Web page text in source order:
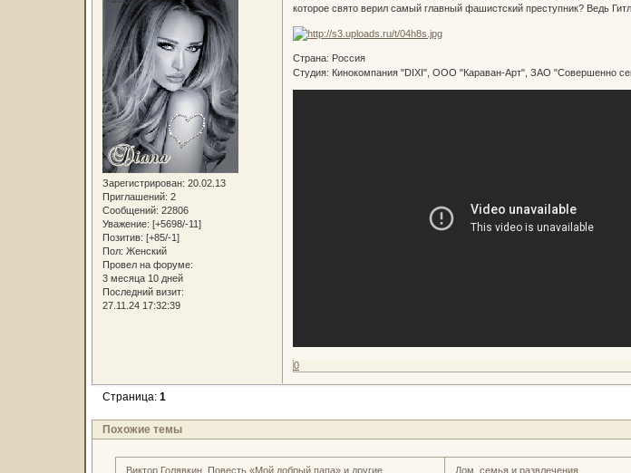
Зарегистрирован: 20.02.13
Приглашений: 2
Сообщений: 22806
Уважение: [+5698/-11]
Позитив: [+85/-1]
Пол: Женский
Провел на форуме:
3 месяца 10 дней
Последний визит:
27.11.24 17:32:39
которое свято верил самый главный фашистский преступник? Ведь
Страна: Россия
Студия: Кинокомпания "DIXI", ООО "Караван-Арт", ЗАО "Совершенно
0
Страница: 1
Похожие темы
Виктор Голявкин. Повесть «Мой добрый папа» и другие Дом, семья и развлечения.